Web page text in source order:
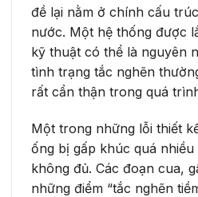
đề lại nằm ở chính cấu
nước. Một hệ thống được
kỹ thuật có thể là nguyên
tình trạng tắc nghẽn
rất cẩn thận trong quá
Một trong những lỗi thiết
ống bị gấp khúc quá
không đủ. Các đoạn cua,
những điểm “tắc nghẽn